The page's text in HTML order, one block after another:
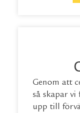
Genom att
så skapar
upp till